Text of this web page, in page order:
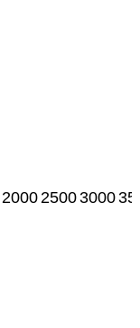
200025003000